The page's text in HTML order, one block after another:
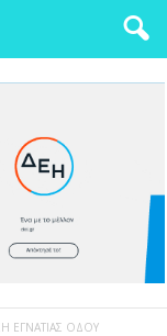
ΕΓΝΑΤΙΑΣ ΟΔΟΥ